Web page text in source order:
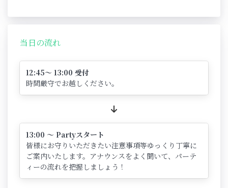
当日の流れ
12:45～ 13:00 受付
時間厳守でお越しください。
13:00 ～ Partyスタート
皆様にお守りいただきたい注意事項等ゆっくり丁寧に
ご案内いたします。アナウンスをよく聞いて、パーテ
ィーの流れを把握しましょう！